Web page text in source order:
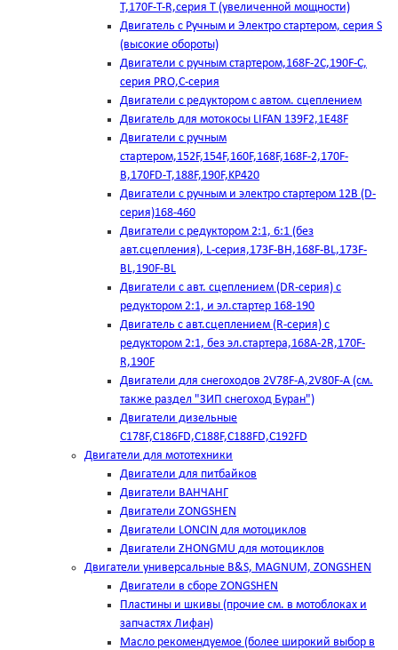
T,170F-T-R,серия Т (увеличенной мощности)
Двигатель с Ручным и Электро стартером, серия S
(высокие обороты)
Двигатели с ручным стартером,168F-2C,190F-C,
серия PRO,C-серия
Двигатели с редуктором с автом. сцеплением
Двигатель для мотокосы LIFAN 139F2,1E48F
Двигатели с ручным
стартером,152F,154F,160F,168F,168F-2,170F-
B,170FD-T,188F,190F,KP420
Двигатели с ручным и электро стартером 12В (D-
серия)168-460
Двигатели с редуктором 2:1, 6:1 (без
авт.сцепления), L-серия,173F-BH,168F-BL,173F-
BL,190F-BL
Двигатели с авт. сцеплением (DR-серия) с
редуктором 2:1, и эл.стартер 168-190
Двигатель с авт.сцеплением (R-серия) с
редуктором 2:1, без эл.стартера,168А-2R,170F-
R,190F
Двигатели для снегоходов 2V78F-A,2V80F-A (см.
также раздел "ЗИП снегоход Буран")
Двигатели дизельные
C178F,С186FD,C188F,C188FD,C192FD
Двигатели для мототехники
Двигатели для питбайков
Двигатели ВАНЧАНГ
Двигатели ZONGSHEN
Двигатели LONCIN для мотоциклов
Двигатели ZHONGMU для мотоциклов
Двигатели универсальные B&S, MAGNUM, ZONGSHEN
Двигатели в сборе ZONGSHEN
Пластины и шкивы (прочие см. в мотоблоках и
запчастях Лифан)
Масло рекомендуемое (более широкий выбор в